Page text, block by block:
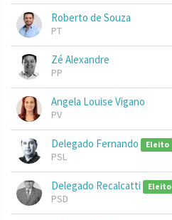
Roberto de Souza
PT
Zé Alexandre
PP
Angela Louise Vigano
PV
Delegado Fernando Eleito
PSL
Delegado Recalcatti Eleito
PSD